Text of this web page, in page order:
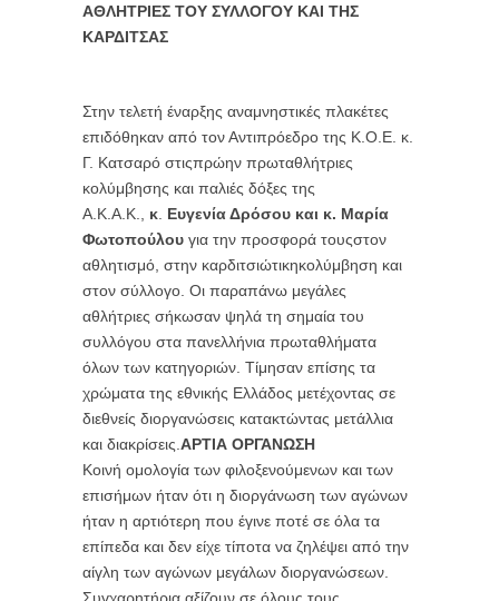
ΑΘΛΗΤΡΙΕΣ ΤΟΥ ΣΥΛΛΟΓΟΥ ΚΑΙ ΤΗΣ
ΚΑΡΔΙΤΣΑΣ
Στην τελετή έναρξης αναμνηστικές πλακέτες
επιδόθηκαν από τον Αντιπρόεδρο της Κ.Ο.Ε. κ.
Γ. Κατσαρό στιςπρώην πρωταθλήτριες
κολύμβησης και παλιές δόξες της
Α.Κ.Α.Κ., κ Ευγενία Δρόσου και κ. Μαρία
Φωτοπούλου για την προσφορά τουςστον
αθλητισμό, στην καρδιτσιώτικηκολύμβηση και
στον σύλλογο. Οι παραπάνω μεγάλες
αθλήτριες σήκωσαν ψηλά τη σημαία του
συλλόγου στα πανελλήνια πρωταθλήματα
όλων των κατηγοριών. Τίμησαν επίσης τα
χρώματα της εθνικής Ελλάδος μετέχοντας σε
διεθνείς διοργανώσεις κατακτώντας μετάλλια
και διακρίσεις. ΑΡΤΙΑ ΟΡΓΑΝΩΣΗ
Κοινή ομολογία των φιλοξενούμενων και των
επισήμων ήταν ότι η διοργάνωση των αγώνων
ήταν η αρτιότερη που έγινε ποτέ σε όλα τα
επίπεδα και δεν είχε τίποτα να ζηλέψει από την
αίγλη των αγώνων μεγάλων διοργανώσεων.
Συγχαρητήρια αξίζουν σε όλους τους